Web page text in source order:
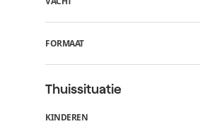
FORMAAT
Thuissituatie
KINDEREN